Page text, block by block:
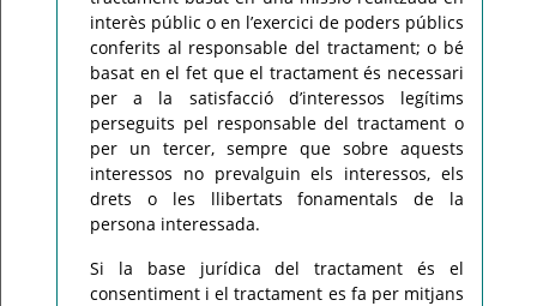
interès públic o en l’exercici de poders públics
conferits al responsable del tractament; o bé
basat en el fet que el tractament és necessari
per a la satisfacció d’interessos legítims
perseguits pel responsable del tractament o
per un tercer, sempre que sobre aquests
interessos no prevalguin els interessos, els
drets o les llibertats fonamentals de la
persona interessada.
Si la base jurídica del tractament és el
consentiment i el tractament es fa per mitjans